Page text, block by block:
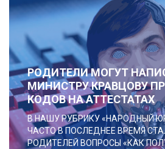
РОДИТЕЛИ МОГУТ
МИНИСТРУ КРАВЦОВУ
КОДОВ НА АТТЕСТАТАХ
В НАШУ РУБРИКУ «НАРОДНЫЙ
ЧАСТО В ПОСЛЕДНЕЕ ВРЕМЯ
РОДИТЕЛЕЙ ВОПРОСЫ «КАК